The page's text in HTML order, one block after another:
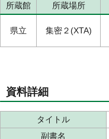
所蔵館 所蔵場所
県立 集密２(XTA)
資料詳細
タイトル
副書名